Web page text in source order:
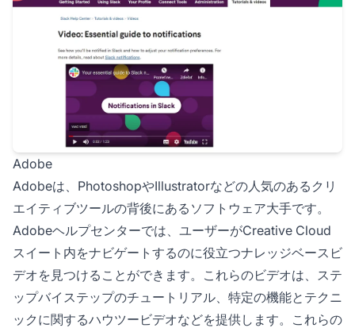
Adobe
Adobeは、PhotoshopやIllustratorなどの人気のあるクリ
エイティブツールの背後にあるソフトウェア大手です。
Adobeヘルプセンターでは、ユーザーがCreative Cloud
スイート内をナビゲートするのに役立つナレッジベースビ
デオを見つけることができます。これらのビデオは、ステ
ップバイステップのチュートリアル、特定の機能とテクニ
ックに関するハウツービデオなどを提供します。これらの